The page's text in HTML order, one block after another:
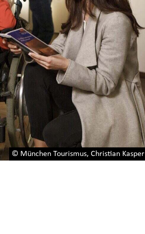
© München Tourismus, Christian Kasper